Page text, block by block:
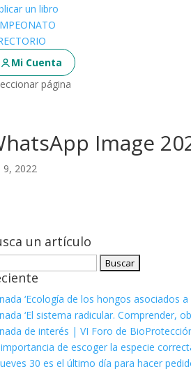
un libro
Mi Cuenta
página
Image
9, 2022
un artículo
‘Ecología de los hongos asociados a
‘El sistema radicular. Comprender,
de interés | VI Foro de
de escoger la especie
30 es el último día para hacer